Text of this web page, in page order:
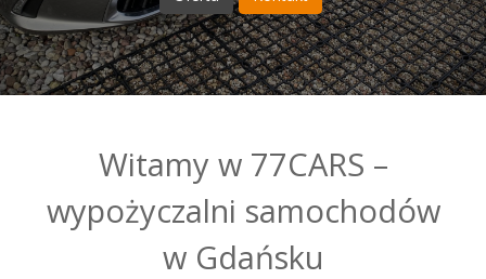
Witamy w 77CARS –
wypożyczalni samochodów
w Gdańsku